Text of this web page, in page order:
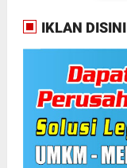
IKLAN DISINI